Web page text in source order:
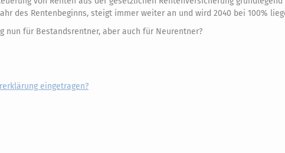
des Rentenbeginns, steigt immer weiter an und wird 2040 bei 100%
nun für Bestandsrentner, aber auch für Neurentner?
eingetragen?